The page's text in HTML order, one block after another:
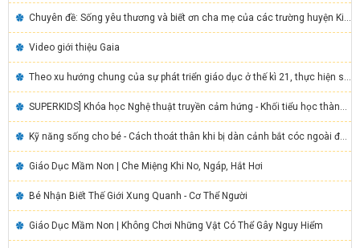
Chuyên đề: Sống yêu thương và biết ơn cha mẹ của các trường huyện Kim Bôi
Video giới thiệu Gaia
Theo xu hướng chung của sự phát triển giáo dục ở thế kì 21, thực hiện sự chỉ đạo của chính phủ, bộ giáo dục đào tạo cũng như sở giáo dục và đào tạo tỉnh Hòa Bình, về việc chú trọng đẩy mạnh giáo dục kí năng sống cho học sinh, công ty tnhh ứng dụng công ng
SUPERKIDS] Khóa học Nghệ thuật truyền cảm hứng - Khối tiểu học thành phố Hòa Bình
Kỹ năng sống cho bé - Cách thoát thân khi bị dàn cảnh bắt cóc ngoài đường
Giáo Dục Mầm Non | Che Miệng Khi No, Ngáp, Hắt Hơi
Bé Nhận Biết Thế Giới Xung Quanh - Cơ Thể Người
Giáo Dục Mầm Non | Không Chơi Những Vật Có Thể Gây Nguy Hiểm